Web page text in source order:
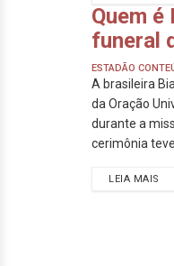
Quem
funeral
ESTADÃO
A brasileira
da Oração
durante a
cerimônia
LEIA MAIS